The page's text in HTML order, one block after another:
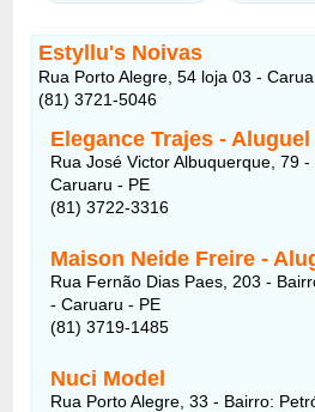
Estyllu's Noivas
Rua Porto Alegre, 54 loja 03 -
(81) 3721-5046
Elegance Trajes -
Rua José Victor Albuquerque, 79
Caruaru - PE
(81) 3722-3316
Maison Neide Freire -
Rua Fernão Dias Paes, 203 -
- Caruaru - PE
(81) 3719-1485
Nuci Model
Rua Porto Alegre, 33 - Bairro: